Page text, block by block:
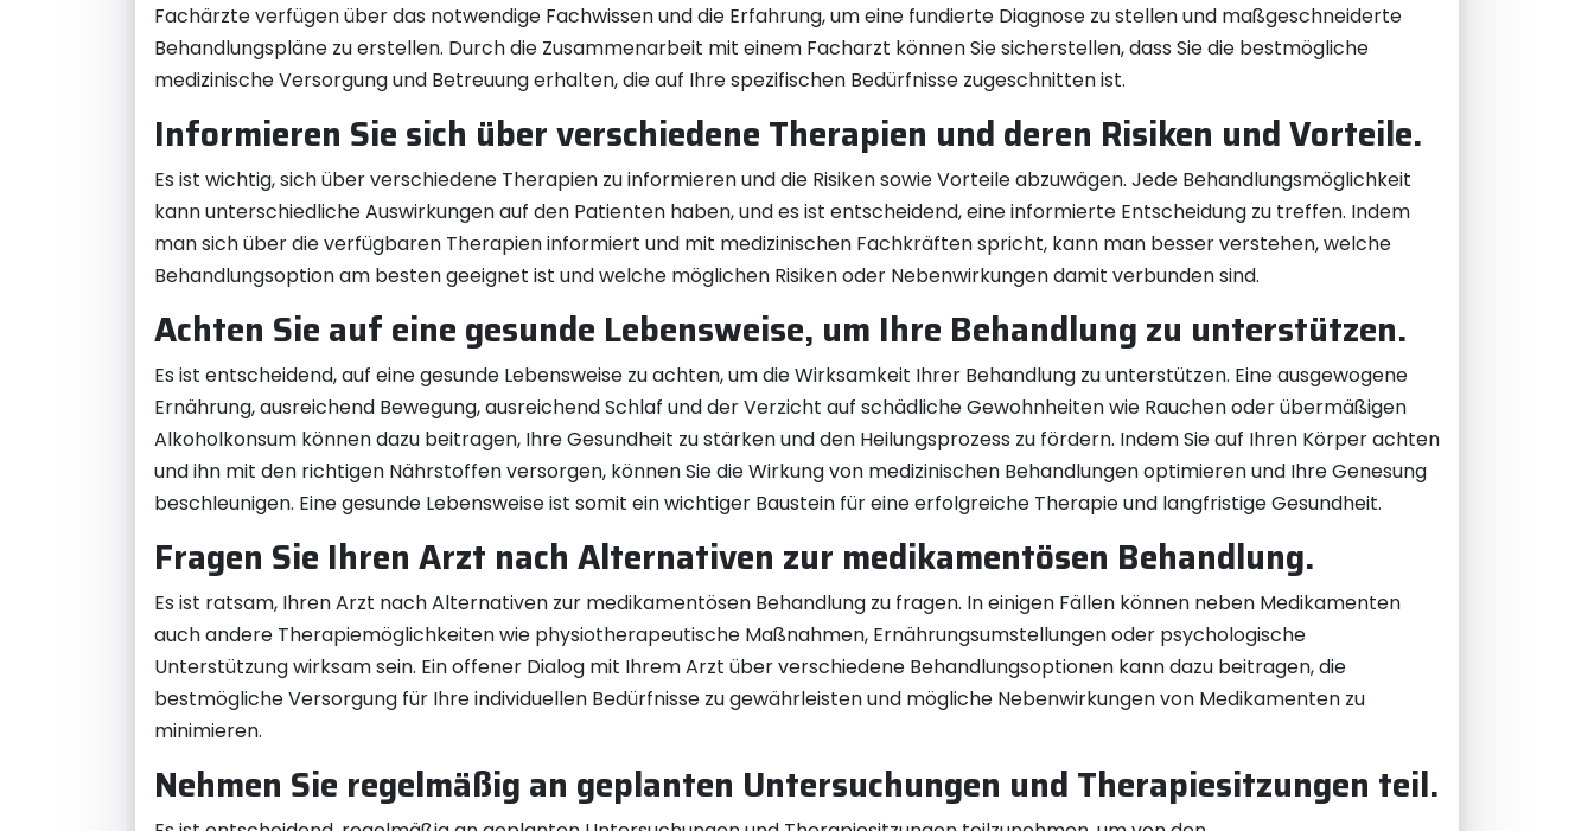
Fachärzte verfügen über das notwendige Fachwissen und die Erfahrung, um eine fundierte Diagnose zu stellen und maßgeschneiderte
Behandlungspläne zu erstellen. Durch die Zusammenarbeit mit einem Facharzt können Sie sicherstellen, dass Sie die bestmögliche
medizinische Versorgung und Betreuung erhalten, die auf Ihre spezifischen Bedürfnisse zugeschnitten ist.
Informieren Sie sich über verschiedene Therapien und deren Risiken und Vorteile.
Es ist wichtig, sich über verschiedene Therapien zu informieren und die Risiken sowie Vorteile abzuwägen. Jede Behandlungsmöglichkeit
kann unterschiedliche Auswirkungen auf den Patienten haben, und es ist entscheidend, eine informierte Entscheidung zu treffen. Indem
man sich über die verfügbaren Therapien informiert und mit medizinischen Fachkräften spricht, kann man besser verstehen, welche
Behandlungsoption am besten geeignet ist und welche möglichen Risiken oder Nebenwirkungen damit verbunden sind.
Achten Sie auf eine gesunde Lebensweise, um Ihre Behandlung zu unterstützen.
Es ist entscheidend, auf eine gesunde Lebensweise zu achten, um die Wirksamkeit Ihrer Behandlung zu unterstützen. Eine ausgewogene
Ernährung, ausreichend Bewegung, ausreichend Schlaf und der Verzicht auf schädliche Gewohnheiten wie Rauchen oder übermäßigen
Alkoholkonsum können dazu beitragen, Ihre Gesundheit zu stärken und den Heilungsprozess zu fördern. Indem Sie auf Ihren Körper achten
und ihn mit den richtigen Nährstoffen versorgen, können Sie die Wirkung von medizinischen Behandlungen optimieren und Ihre Genesung
beschleunigen. Eine gesunde Lebensweise ist somit ein wichtiger Baustein für eine erfolgreiche Therapie und langfristige Gesundheit.
Fragen Sie Ihren Arzt nach Alternativen zur medikamentösen Behandlung.
Es ist ratsam, Ihren Arzt nach Alternativen zur medikamentösen Behandlung zu fragen. In einigen Fällen können neben Medikamenten
auch andere Therapiemöglichkeiten wie physiotherapeutische Maßnahmen, Ernährungsumstellungen oder psychologische
Unterstützung wirksam sein. Ein offener Dialog mit Ihrem Arzt über verschiedene Behandlungsoptionen kann dazu beitragen, die
bestmögliche Versorgung für Ihre individuellen Bedürfnisse zu gewährleisten und mögliche Nebenwirkungen von Medikamenten zu
minimieren.
Nehmen Sie regelmäßig an geplanten Untersuchungen und Therapiesitzungen teil.